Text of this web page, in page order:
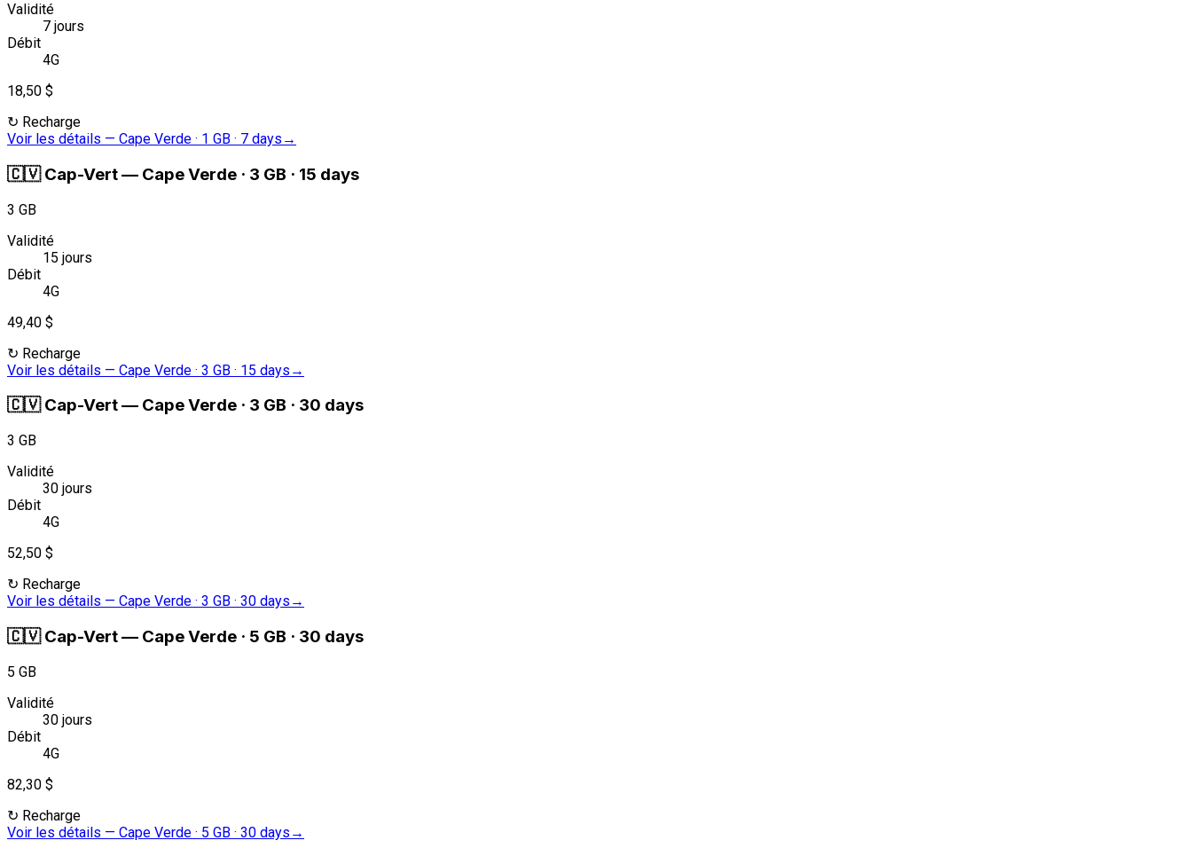
Validité
7 jours
Débit
4G
18,50 $
↻ Recharge
Voir les détails — Cape Verde · 1 GB · 7 days →
🇨🇻 Cap-Vert— Cape Verde · 3 GB · 15 days
3 GB
Validité
15 jours
Débit
4G
49,40 $
↻ Recharge
Voir les détails — Cape Verde · 3 GB · 15 days →
🇨🇻 Cap-Vert— Cape Verde · 3 GB · 30 days
3 GB
Validité
30 jours
Débit
4G
52,50 $
↻ Recharge
Voir les détails — Cape Verde · 3 GB · 30 days →
🇨🇻 Cap-Vert— Cape Verde · 5 GB · 30 days
5 GB
Validité
30 jours
Débit
4G
82,30 $
↻ Recharge
Voir les détails — Cape Verde · 5 GB · 30 days →